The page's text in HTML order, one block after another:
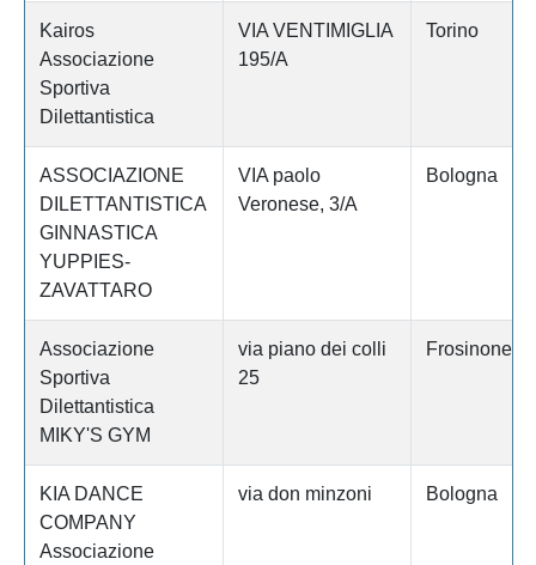
Kairos
Associazione
Sportiva
Dilettantistica
VIA VENTIMIGLIA
195/A
Torino
ASSOCIAZIONE
DILETTANTISTICA
GINNASTICA
YUPPIES-
ZAVATTARO
VIA paolo
Veronese, 3/A
Bologna
Associazione
Sportiva
Dilettantistica
MIKY'S GYM
via piano dei colli
25
Frosinone
KIA DANCE
COMPANY
Associazione
via don minzoni Bologna